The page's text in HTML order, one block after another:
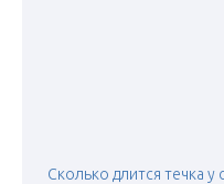
Сколько длится течка у